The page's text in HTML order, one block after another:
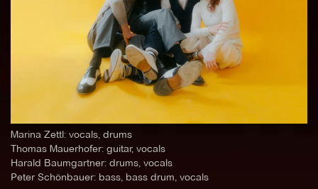
Marina Zettl: vocals, drums
Thomas Mauerhofer: guitar, vocals
Harald Baumgartner: drums, vocals
Peter Schönbauer: bass, bass drum, vocals